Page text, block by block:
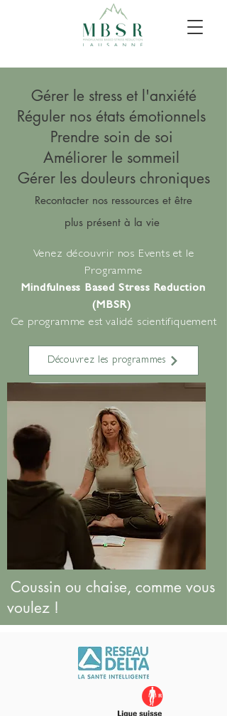
Gérer le stress et l'anxiété
Réguler nos états émotionnels
Prendre soin de soi
Améliorer le sommeil
Gérer les douleurs chroniques
Recontacter nos ressources et être
plus présent à la vie
Venez découvrir nos Events et le
Programme
Mindfulness Based Stress Reduction
(MBSR)
Ce programme est validé scientifiquement
Découvrez les programmes
Coussin ou chaise, comme vous
voulez !